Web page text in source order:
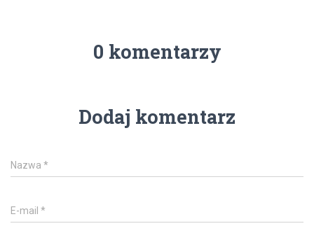
0 komentarzy
Dodaj komentarz
Nazwa *
E-mail *